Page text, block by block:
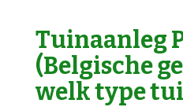
Tuinaanleg
(Belgische
welk type